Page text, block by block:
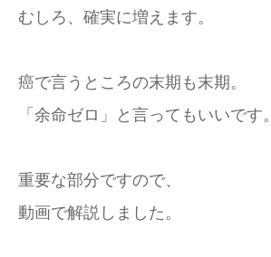
むしろ、確実に増えます。
癌で言うところの末期も末期。
「余命ゼロ」と言ってもいいです。
重要な部分ですので、
動画で解説しました。